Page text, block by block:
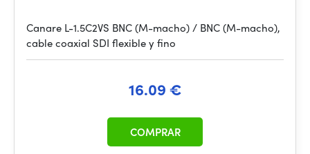
Canare L-1.5C2VS BNC (M-macho) / BNC (M-macho),
cable coaxial SDI flexible y fino
16.09 €
COMPRAR